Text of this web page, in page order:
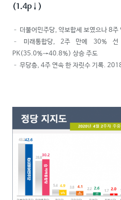
(1.4p↓ )
– 더불어민주당, 약보합세 보였으나 8
– 미래통합당, 2주 만에 30%
PK(35.0%→40.8%) 상승 주도
– 무당층, 4주 연속 한 자릿수 기록.